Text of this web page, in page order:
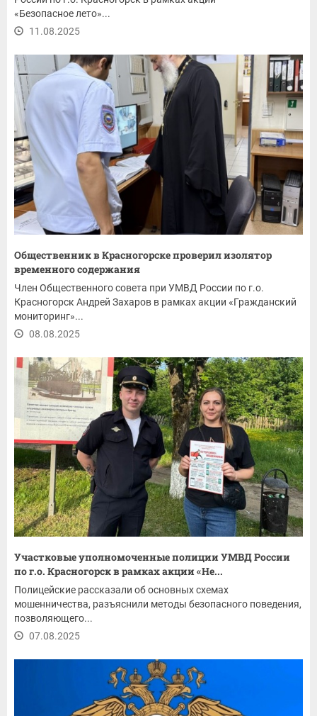
«Безопасное лето»...
11.08.2025
Общественник в Красногорске проверил изолятор
временного содержания
Член Общественного совета при УМВД России по г.о.
Красногорск Андрей Захаров в рамках акции «Гражданский
мониторинг»...
08.08.2025
Участковые уполномоченные полиции УМВД России
по г.о. Красногорск в рамках акции «Не...
Полицейские рассказали об основных схемах
мошенничества, разъяснили методы безопасного поведения,
позволяющего...
07.08.2025